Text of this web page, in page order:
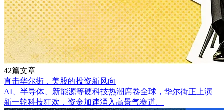
42篇文章
直击华尔街，美股的投资新风向
AI、半导体、新能源等硬科技热潮席卷全球，华尔街正上演
新一轮科技狂欢，资金加速涌入高景气赛道。